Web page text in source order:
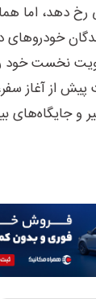
دهد، اما
نخست خود
از آغاز
و